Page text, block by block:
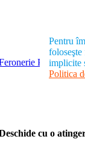
PREMIUM
cu o
Pentru
implicite
Politica